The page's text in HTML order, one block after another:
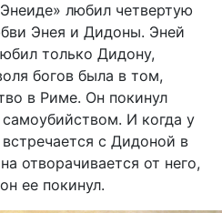
любил четвертую
Энея и Дидоны. Эней
только Дидону,
богов была в том,
в Риме. Он покинул
И когда у
с Дидоной в
отворачивается от него,
ее покинул.